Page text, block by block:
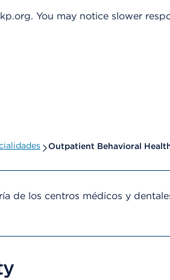
You may notice slower
Outpatient Behavioral
de los centros médicos y